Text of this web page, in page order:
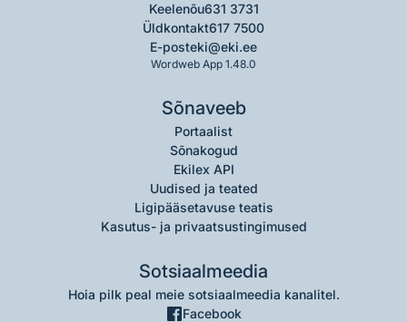
Keelenõu631 3731
Üldkontakt617 7500
E-posteki@eki.ee
Wordweb App 1.48.0
Sõnaveeb
Portaalist
Sõnakogud
Ekilex API
Uudised ja teated
Ligipääsetavuse teatis
Kasutus- ja privaatsustingimused
Sotsiaalmeedia
Hoia pilk peal meie sotsiaalmeedia kanalitel.
Facebook